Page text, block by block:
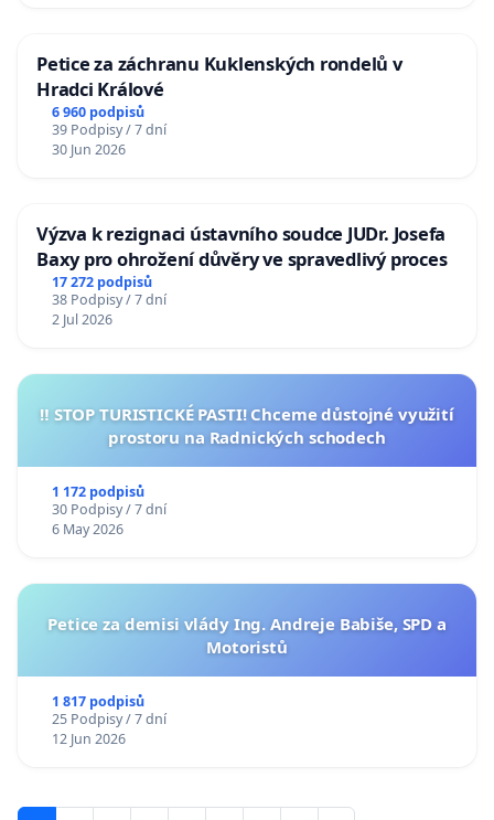
Petice za záchranu Kuklenských rondelů v
Hradci Králové
6 960 podpisů
39 Podpisy / 7 dní
30 Jun 2026
Výzva k rezignaci ústavního soudce JUDr. Josefa
Baxy pro ohrožení důvěry ve spravedlivý proces
17 272 podpisů
38 Podpisy / 7 dní
2 Jul 2026
‼️ STOP TURISTICKÉ PASTI! Chceme důstojné využití
prostoru na Radnických schodech
1 172 podpisů
30 Podpisy / 7 dní
6 May 2026
Petice za demisi vlády Ing. Andreje Babiše, SPD a
Motoristů
1 817 podpisů
25 Podpisy / 7 dní
12 Jun 2026